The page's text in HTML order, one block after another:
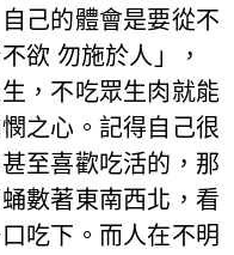
己的體會是要從不
欲 勿施於人」，
，不吃眾生肉就能
之心。記得自己很
至喜歡吃活的，那
數著東南西北，看
吃下。而人在不明